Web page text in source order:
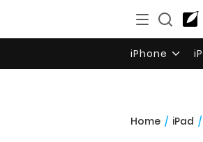
iPhone
Home / iPad /